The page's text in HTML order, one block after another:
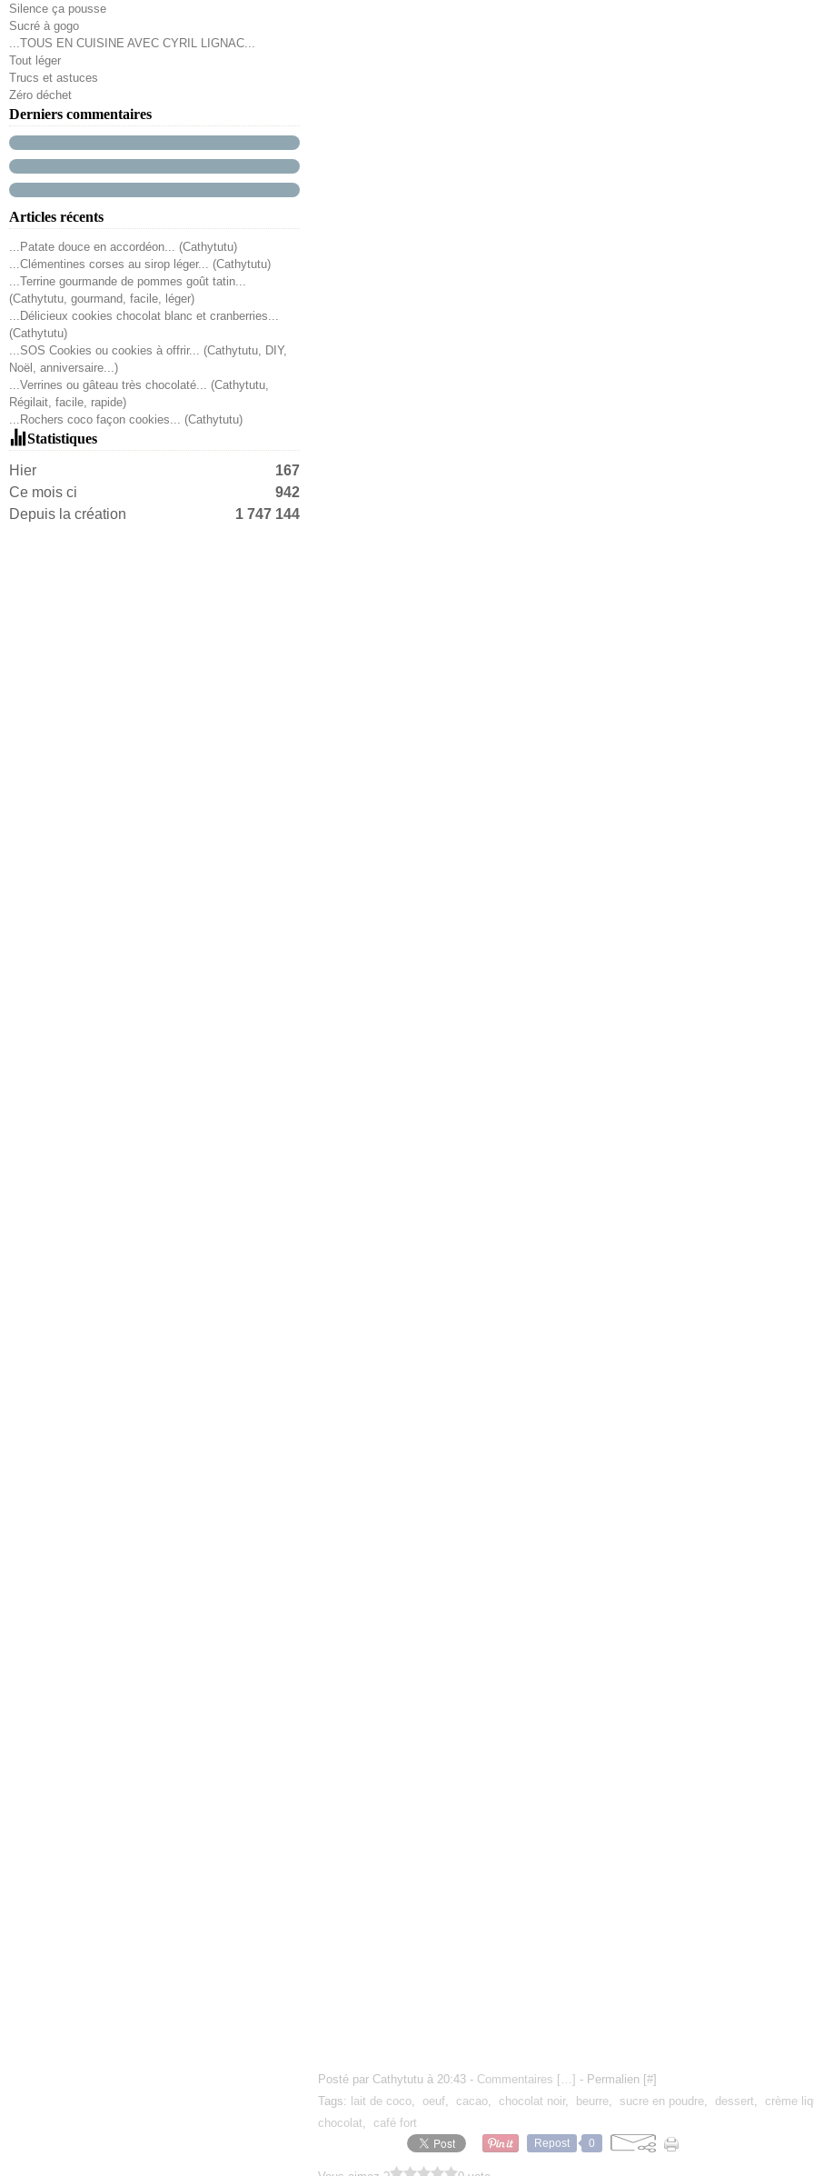
Silence ça pousse
Sucré à gogo
...TOUS EN CUISINE AVEC CYRIL LIGNAC...
Tout léger
Trucs et astuces
Zéro déchet
Derniers commentaires
Articles récents
...Patate douce en accordéon... (Cathytutu)
...Clémentines corses au sirop léger... (Cathytutu)
...Terrine gourmande de pommes goût tatin...
(Cathytutu, gourmand, facile, léger)
...Délicieux cookies chocolat blanc et cranberries...
(Cathytutu)
...SOS Cookies ou cookies à offrir... (Cathytutu, DIY,
Noël, anniversaire...)
...Verrines ou gâteau très chocolaté... (Cathytutu,
Régilait, facile, rapide)
...Rochers coco façon cookies... (Cathytutu)
Statistiques
Hier
167
Ce mois ci
942
Depuis la création
1 747 144
Posté par Cathytutu à 20:43 - Commentaires [ …] - Permalien [#]
Tags: lait de coco, oeuf, cacao, chocolat noir, beurre, sucre en poudre, dessert, crème
chocolat, café fort
Repost 0